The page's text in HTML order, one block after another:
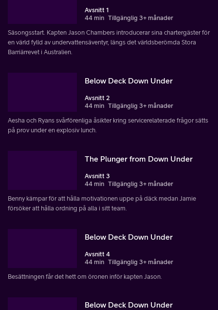
Avsnitt 1
44 min Tillgänglig 3+ månader
Säsongsstart. Kapten Jason Chambers introducerar sina chartergäster för
en värld fylld av undervattensäventyr, längs det världsberömda Stora
Barriärrevet i Australien.
Below Deck Down Under
Avsnitt 2
44 min Tillgänglig 3+ månader
Aesha och Ryans svårförenliga åsikter kring servicerelaterade frågor sätts
på prov under en explosiv lunch.
The Plunger from Down Under
Avsnitt 3
44 min Tillgänglig 3+ månader
Benny kämpar för att hålla motivationen uppe på däck medan Jamie
försöker att hålla ordning på alla i sitt team.
Below Deck Down Under
Avsnitt 4
44 min Tillgänglig 3+ månader
Besättningen får det hett om öronen inför kapten Jason.
Below Deck Down Under